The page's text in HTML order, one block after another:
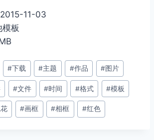
11-03
板
#下载 #主题 #作品 #图片
#文件 #时间 #格式 #模板
#画框 #相框 #红色